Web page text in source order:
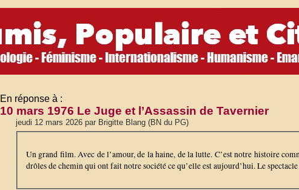
En réponse à :
10 mars 1976 Le Juge et l’Assassin de Tavernier
jeudi 12 mars 2026 par Brigitte Blang (BN du PG)
Un grand film. Avec de l’amour, de la haine, de la lutte. C’est notre histoire
drôles de chemin qui ont fait notre société ce qu’elle est aujourd’hui. Le